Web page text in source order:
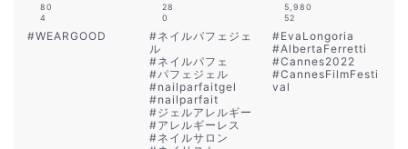
80
4
#WEARGOOD
28
0
#ネイルパフェジェ
ル
#ネイルパフェ
#パフェジェル
#nailparfaitgel
#nailparfait
#ジェルアレルギー
#アレルギーレス
#ネイルサロン
5,980
52
#EvaLongoria
#AlbertaFerretti
#Cannes2022
#CannesFilmFesti
val